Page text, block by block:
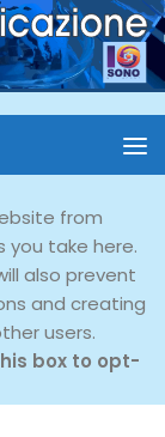
from
you take here.
also prevent
and creating
users.
box to opt-